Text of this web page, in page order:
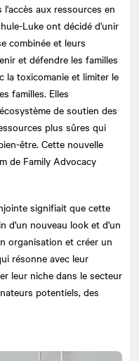
aux ressources en
Luke ont décidé d'unir
combinée et leurs
et défendre les familles
la toxicomanie et limiter le
familles. Elles
de soutien des
plus sûres qui
être. Cette nouvelle
de Family Advocacy
signifiait que cette
d'un nouveau look et d'un
organisation et créer un
résonne avec leur
leur niche dans le secteur
potentiels, des